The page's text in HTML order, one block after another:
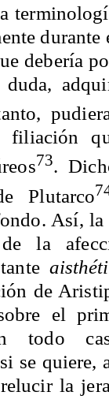
debería
duda,
filiación
73.
Plutarco
Así, la
la
de
el
todo
se
la